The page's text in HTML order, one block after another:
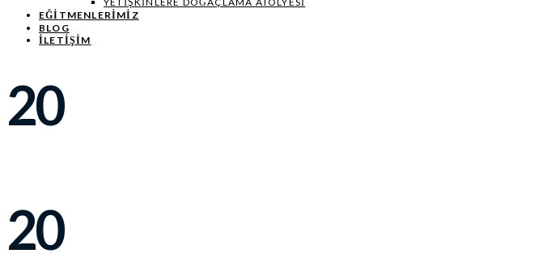
EĞITMENLERIMIZ
BLOG
İLETİŞİM
20
20